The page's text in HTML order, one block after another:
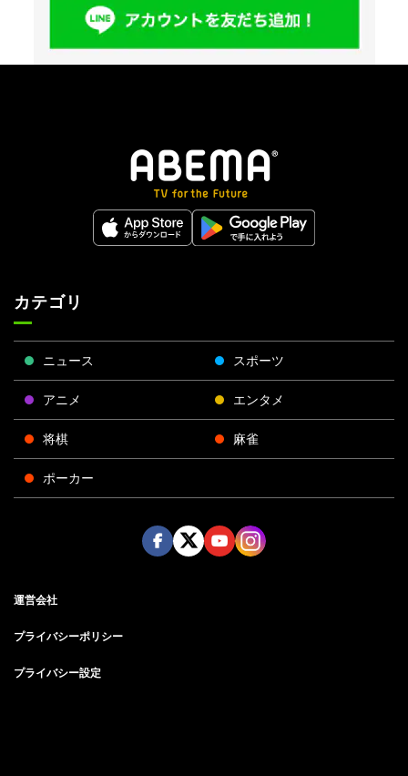
カテゴリ
ニュース スポーツ
アニメ エンタメ
将棋 麻雀
ポーカー
運営会社
プライバシーポリシー
プライバシー設定